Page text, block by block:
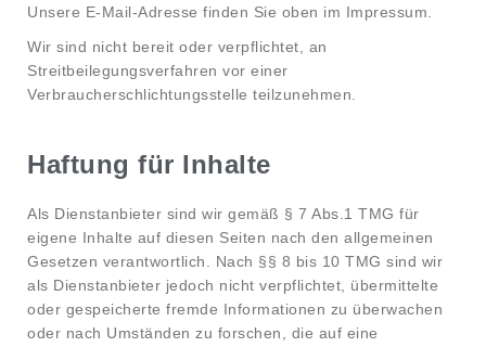
Unsere E-Mail-Adresse finden Sie oben im Impressum.
Wir sind nicht bereit oder verpflichtet, an
Streitbeilegungsverfahren vor einer
Verbraucherschlichtungsstelle teilzunehmen.
Haftung für Inhalte
Als Dienstanbieter sind wir gemäß § 7 Abs.1 TMG für
eigene Inhalte auf diesen Seiten nach den allgemeinen
Gesetzen verantwortlich. Nach §§ 8 bis 10 TMG sind wir
als Dienstanbieter jedoch nicht verpflichtet, übermittelte
oder gespeicherte fremde Informationen zu überwachen
oder nach Umständen zu forschen, die auf eine